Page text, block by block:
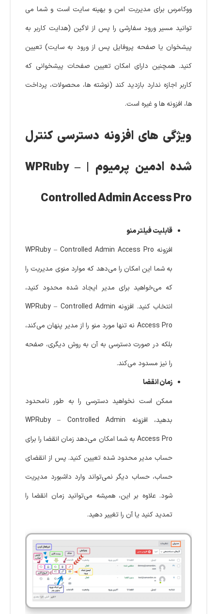
ووکامرس برای مدیریت امن و بهینه سایت است و شما می
توانید مسیر ورود سفارشی را پس از لاگین (هدایت کاربر به
پیشخوان یا صفحه پروفایل پس از ورود به سایت) تعیین
کنید. همچنین دارای امکان تعیین صفحات پیشخوانی که
کاربر اجازه ندارد بازدید کند (نوشته ها، محصولات، پرداخت
ها، افزونه ها و غیره است.
ویژگی های افزونه دسترسی کنترل
شده ادمین پرمیوم | WPRuby –
Controlled Admin Access Pro
قابلیت فیلتر منو
افزونه WPRuby – Controlled Admin Access Pro
به شما این امکان را می‌دهد که موارد منوی مدیریت را
که می‌خواهید برای مدیر ایجاد شده محدود کنید،
انتخاب کنید. افزونه WPRuby – Controlled Admin
Access Pro نه تنها مورد منو را از مدیر پنهان می‌کند،
بلکه در صورت دسترسی به آن به روش دیگری، صفحه
را نیز مسدود می‌کند.
زمان انقضا
ممکن است نخواهید دسترسی را به طور نامحدود
بدهید، افزونه WPRuby – Controlled Admin
Access Pro به شما امکان می‌دهد زمان انقضا را برای
حساب مدیر محدود شده تعیین کنید. پس از انقضای
حساب، حساب دیگر نمی‌تواند وارد داشبورد مدیریت
شود. علاوه بر این، همیشه می‌توانید زمان انقضا را
تمدید کنید یا آن را تغییر دهید.